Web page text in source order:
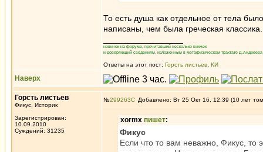
То есть душа как отдельное от тела
написаны, чем была греческая классика.
новичок на форуме, прочитавший несколько книжек
и доверяющий сведениям, изложенным в метафизическом трактате
Ответы на этот пост: Горсть листьев КИ
Наверх
Горсть листьев
Фикус, Историк
Зарегистрирован:
10.09.2010
Суждений: 31235
№299263 Добавлено: Вт 25 Окт 16, 12:39 (10 лет
xormx пишет:
Фикус
Если что то вам неважно, Фикус, то